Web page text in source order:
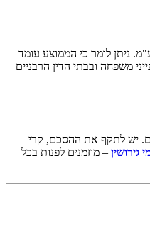
את ההסכם בהתאם לנסיבות. עם זאת, נהוג לגבות לכל הפחות גם בהסכם שאינו מורכב במיוחד את הסך של 10,000 ₪ בצירוף מע"מ. ניתן לומר כי הממוצע עומד
משפחה ובבתי הדין הרבניים
יש לתקף את ההסכם, קרי
גירושין – מוזמנים לפנות בכל